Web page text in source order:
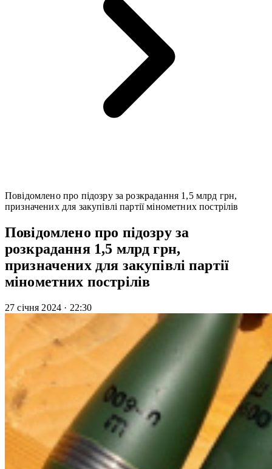
Повідомлено про підозру за розкрадання 1,5 млрд грн,
призначених для закупівлі партії мінометних пострілів
Повідомлено про підозру за
розкрадання 1,5 млрд грн,
призначених для закупівлі партії
мінометних пострілів
27 січня 2024 · 22:30